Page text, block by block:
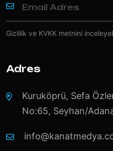
Gizlilik ve KVKK metnini
Adres
Kuruköprü, Sefa
No:65, Seyhan/